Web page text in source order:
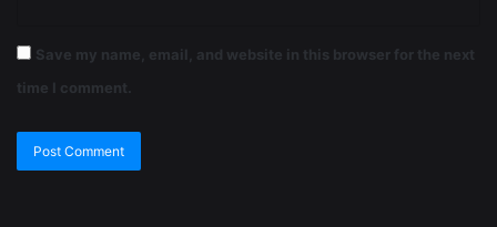
Save my name, email, and website in this browser for the next
time I comment.